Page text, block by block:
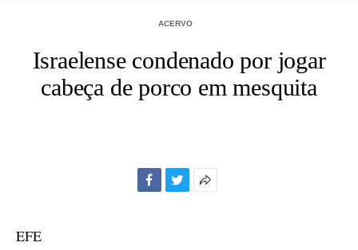
ACERVO
Israelense condenado por jogar
cabeça de porco em mesquita
EFE